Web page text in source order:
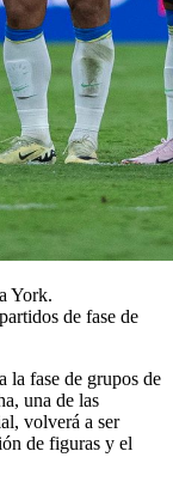
York.
de fase de
la fase de grupos de
una de las
volverá a ser
de figuras y el